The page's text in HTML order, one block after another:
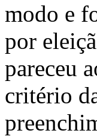
modo e
por
pareceu
critério